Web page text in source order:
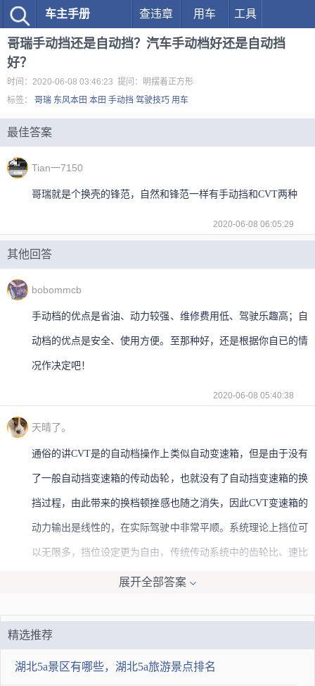
车主手册 查违章 用车 工具
哥瑞手动挡还是自动挡？汽车手动档好还是自动挡
好？
时间：2020-06-08 03:46:23 提问：明摆着正方形
标签： 哥瑞 东风本田 本田 手动挡 驾驶技巧 用车
最佳答案
Tian一7150
哥瑞就是个换壳的锋范，自然和锋范一样有手动挡和CVT两种
2020-06-08 06:05:29
其他回答
bobommcb
手动档的优点是省油、动力较强、维修费用低、驾驶乐趣高；自
动档的优点是安全、使用方便。至那种好，还是根据你自已的情
况作决定吧！
2020-06-08 05:40:38
天晴了。
通俗的讲CVT是的自动档操作上类似自动变速箱，但是由于没有
了一般自动挡变速箱的传动齿轮，也就没有了自动挡变速箱的换
挡过程，由此带来的换档顿挫感也随之消失，因此CVT变速箱的
动力输出是线性的，在实际驾驶中非常平顺。系统理论上挡位可
以无限多，挡位设定更为自由，传统传动系统中的齿轮比、速比
以及性能、耗油、废气排放的平衡，都更容易达到。
我有更好答案
展开全部答案
精选推荐
湖北5a景区有哪些，湖北5a旅游景点排名